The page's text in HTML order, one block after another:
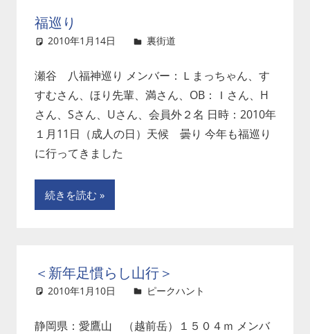
福巡り
2010年1月14日 裏街道
瀬谷 八福神巡り メンバー：Ｌまっちゃん、す
すむさん、ほり先輩、満さん、OB：Ｉさん、H
さん、Sさん、Uさん、会員外２名 日時：2010年
１月11日（成人の日）天候 曇り 今年も福巡り
に行ってきました
続きを読む
＜新年足慣らし山行＞
2010年1月10日 ピークハント
静岡県：愛鷹山 （越前岳）１５０４ｍ メンバ